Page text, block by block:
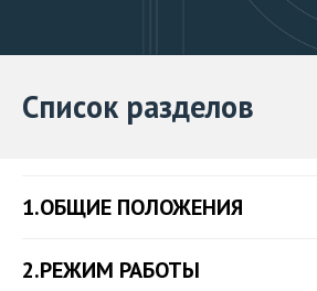
Список разделов
1.ОБЩИЕ ПОЛОЖЕНИЯ
2.РЕЖИМ РАБОТЫ